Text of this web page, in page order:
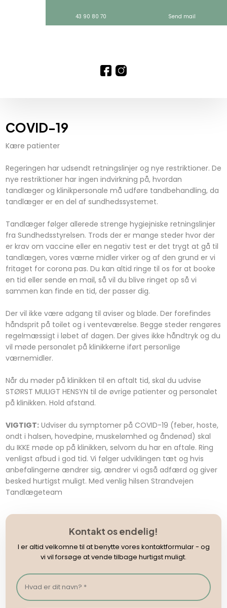
43 90 80 70 Send mail
COVID-19
Kære patienter
Regeringen har udsendt retningslinjer og nye restriktioner. De
nye restriktioner har ingen indvirkning på, hvordan
tandlæger og klinikpersonale må udføre tandbehandling, da
tandlæger er en del af sundhedssystemet.
Tandlæger følger allerede strenge hygiejniske retningslinjer
fra Sundhedsstyrelsen. Trods der er mange steder hvor der
er krav om vaccine eller en negativ test er det trygt at gå til
tandlægen, vores værne midler virker og af den grund er vi
fritaget for corona pas. Du kan altid ringe til os for at booke
en tid eller sende en mail, så vil du blive ringet op så vi
sammen kan finde en tid, der passer dig.
Der vil ikke være adgang til aviser og blade. Der forefindes
håndsprit på toilet og i venteværelse. Begge steder rengøres
regelmæssigt i løbet af dagen. Der gives ikke håndtryk og du
vil møde personalet på klinikkerne iført personlige
værnemidler.
Når du møder på klinikken til en aftalt tid, skal du udvise
STØRST MULIGT HENSYN til de øvrige patienter og personalet
på klinikken. Hold afstand.
VIGTIGT:Udviser du symptomer på COVID-19 (feber, hoste,
ondt i halsen, hovedpine, muskelømhed og åndenød) skal
du IKKE møde op på klinikken, selvom du har en aftale. Ring
venligst afbud i god tid. Vi følger udviklingen tæt og hvis
anbefalingerne ændrer sig, ændrer vi også adfærd og giver
besked hurtigst muligt. Med venlig hilsen Strandvejen
Tandlægeteam
Kontakt os endelig!
I er altid velkomne til at benytte vores kontaktformular - og
vi vil forsøge at vende tilbage hurtigst muligt.